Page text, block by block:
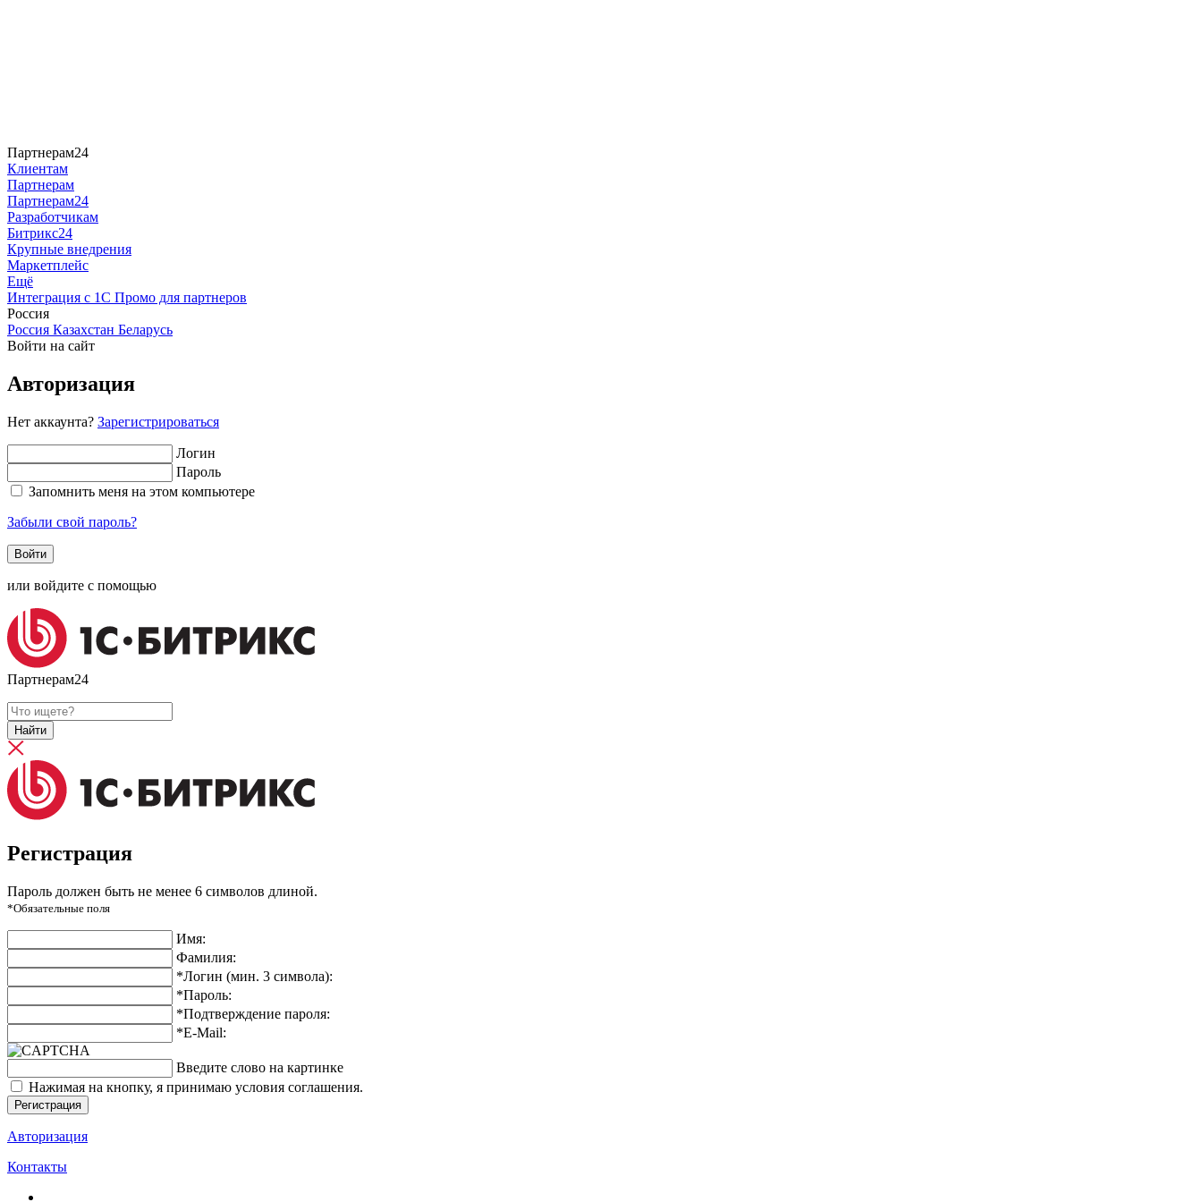
Партнерам24
Клиентам
Партнерам
Партнерам24
Разработчикам
Битрикс24
Крупные внедрения
Маркетплейс
Ещё
Интеграция с 1С Промо для партнеров
Россия
Россия Казахстан Беларусь
Войти на сайт
Авторизация
Нет аккаунта? Зарегистрироваться
Логин
Пароль
Запомнить меня на этом компьютере
Забыли свой пароль?
или войдите с помощью
Партнерам24
Найти
Регистрация
Пароль должен быть не менее 6 символов длиной.
*Обязательные поля
Имя:
Фамилия:
*Логин (мин. 3 символа):
*Пароль:
*Подтверждение пароля:
*E-Mail:
Введите слово на картинке
Нажимая на кнопку, я принимаю условия соглашения.
Авторизация
Контакты